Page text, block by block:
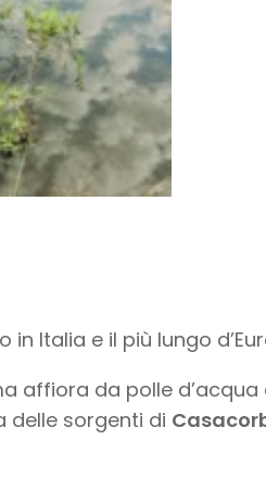
Italia e il più lungo
affiora da polle d’acqua
delle sorgenti di